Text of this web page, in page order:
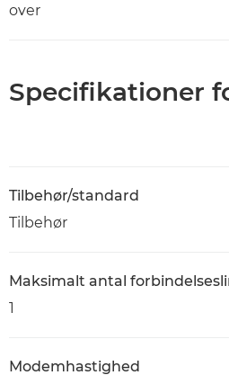
over
Specifikationer
Tilbehør/standard
Tilbehør
Maksimalt antal
1
Modemhastighed